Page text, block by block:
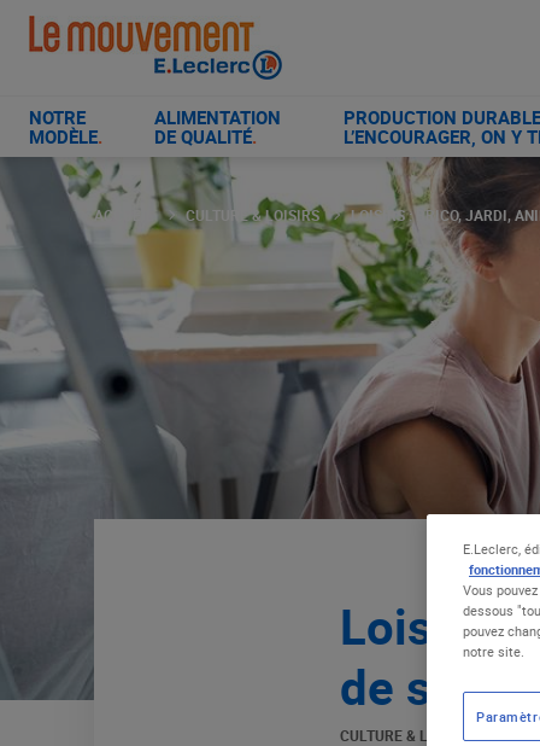
Aller
contenu
NOTRE
MODÈLE.
ALIMENTATION
DE QUALITÉ.
PRODUCTION
L’ENCOURAGER, ON Y
ACCUEIL CULTURE & LOISIRS LOISIRS : BRICO, JARDI,
Loisirs :
de
CULTURE & LOISIRS
E.Leclerc,
Vous
dessous
pouvez
notre site.